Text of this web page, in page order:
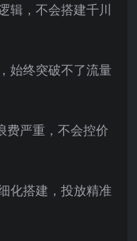
辑，不会搭建千川
始终突破不了流量
费严重，不会控价
化搭建，投放精准